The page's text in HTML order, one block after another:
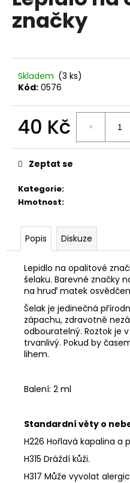
z
značky
Skladem (3 ks)
Kód: 0576
40 Kč
cena:
Kategorie:
Hmotnost:
Zeptat se
Popis Diskuze
Lepidlo na opalitové
šelaku. Barevné značky
na hruď matek
Šelak je jedinečná
zápachu, zdravotně
odbouratelný. Roztok je
trvanlivý. Pokud by
lihem.
Balení: 2 ml
Standardní věty o
H226 Hořlavá kapalina a
H315 Dráždí kůži.
H317 Může vyvolat
a
j
t
?
D
o
MUNICE
LUGER
220
Kč